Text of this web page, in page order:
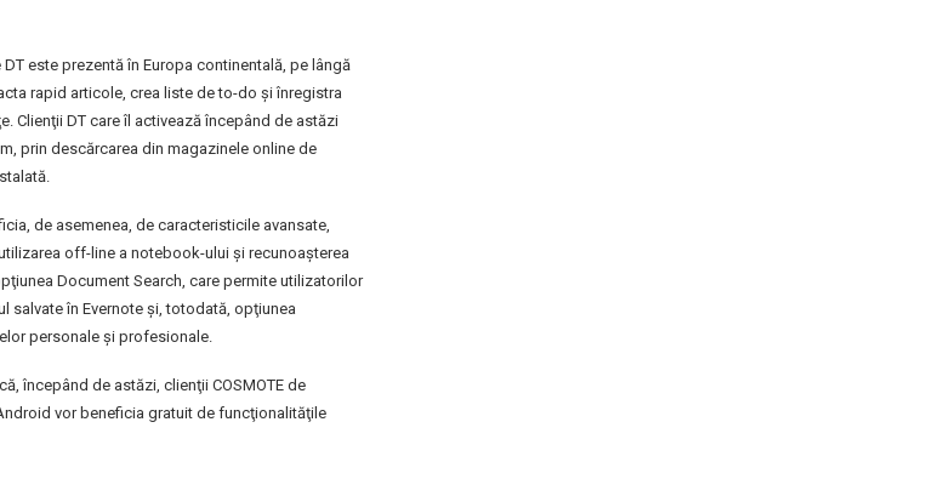
este prezentă în Europa continentală, pe lângă
rapid articole, crea liste de to-do şi înregistra
Clienţii DT care îl activează începând de astăzi
prin descărcarea din magazinele online de
de asemenea, de caracteristicile avansate,
off-line a notebook-ului şi recunoaşterea
Document Search, care permite utilizatorilor
salvate în Evernote şi, totodată, opţiunea
personale şi profesionale.
începând de astăzi, clienţii COSMOTE de
vor beneficia gratuit de funcţionalităţile